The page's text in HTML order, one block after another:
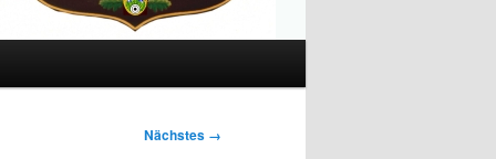
Nächstes →